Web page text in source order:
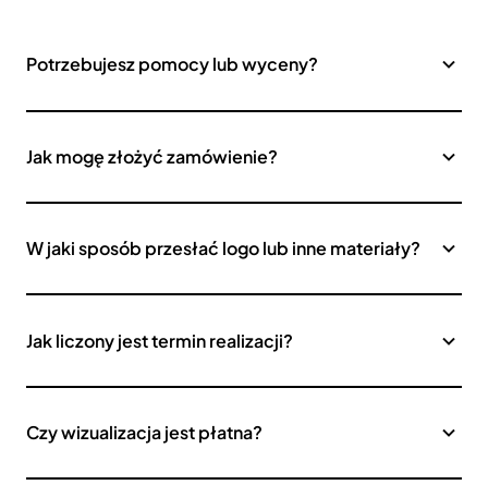
Potrzebujesz pomocy lub wyceny?
Jak mogę złożyć zamówienie?
W jaki sposób przesłać logo lub inne materiały?
Jak liczony jest termin realizacji?
Czy wizualizacja jest płatna?